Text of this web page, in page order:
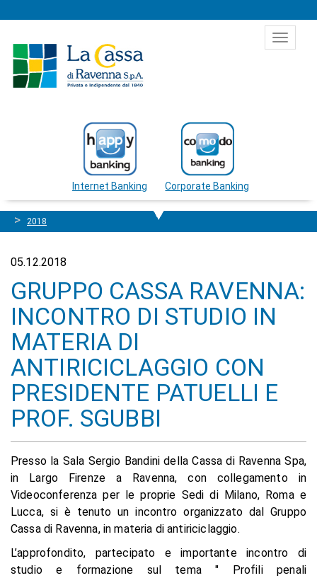
Toggle
Internet Banking Corporate Banking
2018
05.12.2018
GRUPPO CASSA RAVENNA:
INCONTRO DI STUDIO IN
MATERIA DI
ANTIRICICLAGGIO CON
PRESIDENTE PATUELLI E
PROF. SGUBBI
Presso la Sala Sergio Bandini della Cassa di Ravenna Spa,
in Largo Firenze a Ravenna, con collegamento in
Videoconferenza per le proprie Sedi di Milano, Roma e
Lucca, si è tenuto un incontro organizzato dal Gruppo
Cassa di Ravenna, in materia di antiriciclaggio.
L’approfondito, partecipato e importante incontro di
studio e formazione sul tema " Profili penali